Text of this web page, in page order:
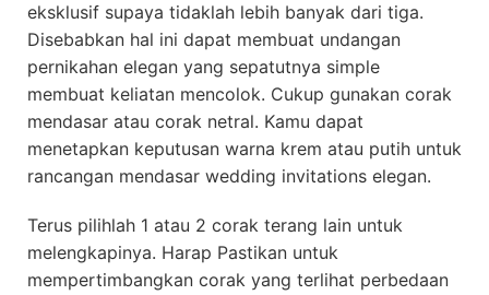
eksklusif supaya tidaklah lebih banyak dari tiga.
Disebabkan hal ini dapat membuat undangan
pernikahan elegan yang sepatutnya simple
membuat keliatan mencolok. Cukup gunakan corak
mendasar atau corak netral. Kamu dapat
menetapkan keputusan warna krem atau putih untuk
rancangan mendasar wedding invitations elegan.
Terus pilihlah 1 atau 2 corak terang lain untuk
melengkapinya. Harap Pastikan untuk
mempertimbangkan corak yang terlihat perbedaan